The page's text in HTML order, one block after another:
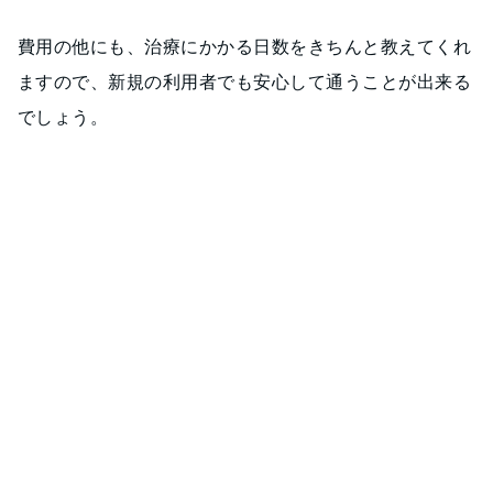
費用の他にも、治療にかかる日数をきちんと教えてくれ
ますので、新規の利用者でも安心して通うことが出来る
でしょう。